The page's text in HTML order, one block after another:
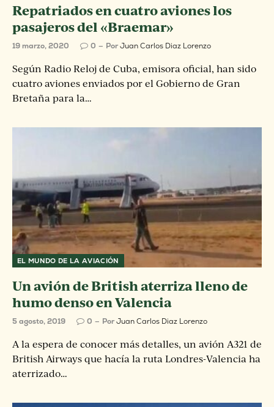
Repatriados en cuatro aviones los
pasajeros del «Braemar»
19 marzo, 2020 0 PorJuan Carlos Diaz Lorenzo
Según Radio Reloj de Cuba, emisora oficial, han sido
cuatro aviones enviados por el Gobierno de Gran
Bretaña para la…
EL MUNDO DE LA AVIACIÓN
Un avión de British aterriza lleno de
humo denso en Valencia
5 agosto, 2019 0 PorJuan Carlos Diaz Lorenzo
A la espera de conocer más detalles, un avión A321 de
British Airways que hacía la ruta Londres-Valencia ha
aterrizado…